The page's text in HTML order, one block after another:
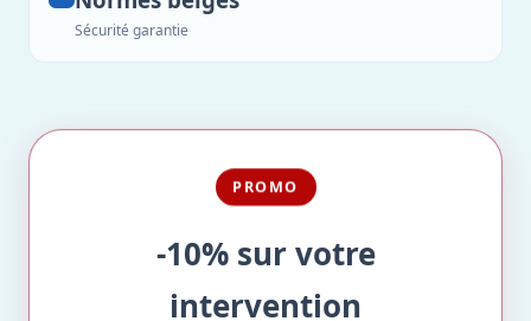
Sécurité garantie
PROMO
-10% sur votre
intervention